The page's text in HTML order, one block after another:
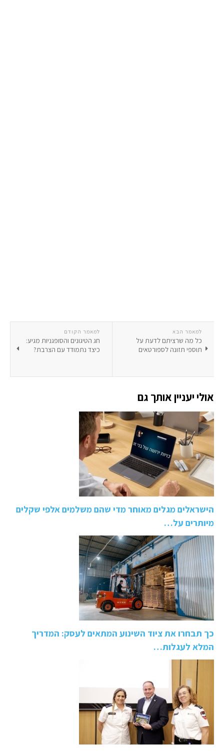
למאמר הקודם
חג הטיגונים והסופגניות מגיע:
כיצד נתמודד עם הצרבת?
למאמר הבא
כל מה שרציתם לדעת על
תוספי תזונה לספורטאים
אולי יעניין אותך גם
הישראלים מגלים מאוחר מדי שהם משלמים אלפי שקלים
מיותרים על…
כך תבחרו את ציוד השינוע המתאים לעסק: המדריך
המלא לעגלות…